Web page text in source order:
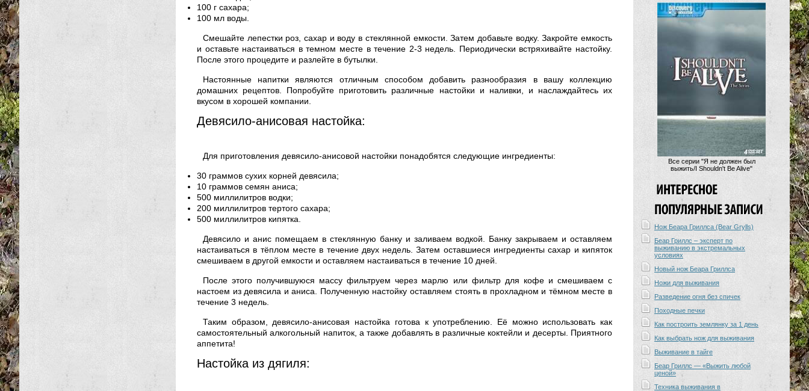
100 г сахара;
100 мл воды.
Смешайте лепестки роз, сахар и воду в стеклянной емкости. Затем добавьте водку. Закройте емкость
и оставьте настаиваться в темном месте в течение 2-3 недель. Периодически встряхивайте настойку.
После этого процедите и разлейте в бутылки.
Настоянные напитки являются отличным способом добавить разнообразия в вашу коллекцию
домашних рецептов. Попробуйте приготовить различные настойки и наливки, и наслаждайтесь их
вкусом в хорошей компании.
Девясило-анисовая настойка:
Для приготовления девясило-анисовой настойки понадобятся следующие ингредиенты:
30 граммов сухих корней девясила;
10 граммов семян аниса;
500 миллилитров водки;
200 миллилитров тертого сахара;
500 миллилитров кипятка.
Девясило и анис помещаем в стеклянную банку и заливаем водкой. Банку закрываем и оставляем
настаиваться в тёплом месте в течение двух недель. Затем оставшиеся ингредиенты сахар и кипяток
смешиваем в другой емкости и оставляем настаиваться в течение 10 дней.
После этого получившуюся массу фильтруем через марлю или фильтр для кофе и смешиваем с
настоем из девясила и аниса. Полученную настойку оставляем стоять в прохладном и тёмном месте в
течение 3 недель.
Таким образом, девясило-анисовая настойка готова к употреблению. Её можно использовать как
самостоятельный алкогольный напиток, а также добавлять в различные коктейли и десерты. Приятного
аппетита!
Настойка из дягиля:
Все серии "Я не должен был
выжить/I Shouldn't Be Alive"
Нож Беара Гриллса (Bear Grylls)
Беар Гриллс – эксперт по
выживанию в экстремальных
условиях
Новый нож Беара Гриллса
Ножи для выживания
Разведение огня без спичек
Походные печки
Как построить землянку за 1 день
Как выбрать нож для выживания
Выживание в тайге
Беар Гриллс — «Выжить любой
ценой»
Техника выживания в